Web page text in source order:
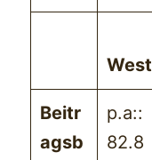
West
Beitr
agsb
p.a::
82.8